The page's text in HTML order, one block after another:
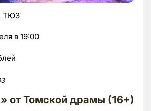
ТЮЗ
в 19:00
от Томской драмы (16+)